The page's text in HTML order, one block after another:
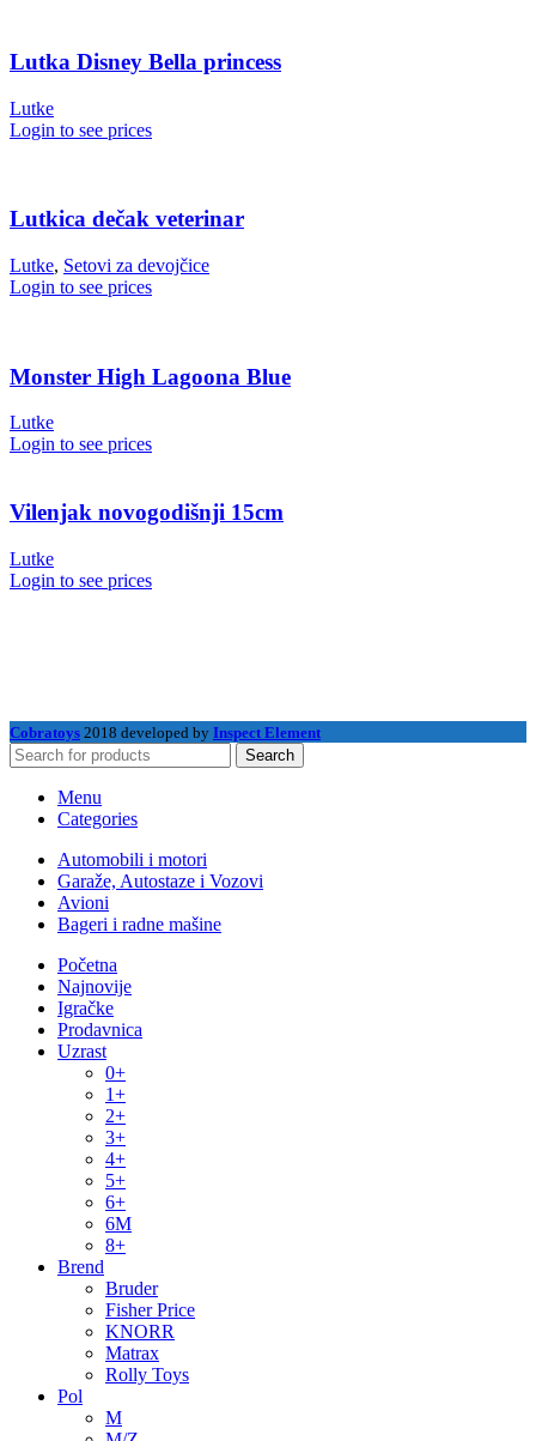
Lutka Disney Bella princess
Lutke
Login to see prices
Lutkica dečak veterinar
Lutke, Setovi za devojčice
Login to see prices
Monster High Lagoona Blue
Lutke
Login to see prices
Vilenjak novogodišnji 15cm
Lutke
Login to see prices
Cobratoys 2018 developed by Inspect Element
Search
Menu
Categories
Automobili i motori
Garaže, Autostaze i Vozovi
Avioni
Bageri i radne mašine
Početna
Najnovije
Igračke
Prodavnica
Uzrast
0+
1+
2+
3+
4+
5+
6+
6M
8+
Brend
Bruder
Fisher Price
KNORR
Matrax
Rolly Toys
Pol
M